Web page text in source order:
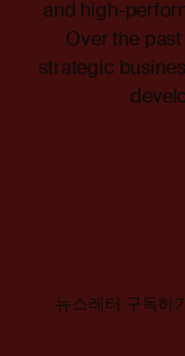
and high-
Over the
strategic
뉴스레터 구독하